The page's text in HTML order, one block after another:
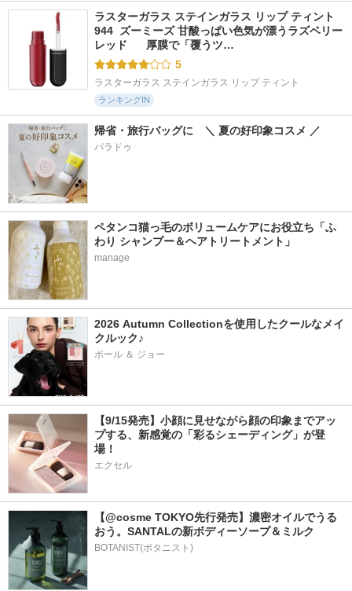
ラスターガラス ステインガラス リップ ティント
944  ズーミーズ 甘酸っぱい色気が漂うラズベリー
レッド      厚膜で「覆うツ…
5
ラスターガラス ステインガラス リップ ティント
ランキングIN
帰省・旅行バッグに　＼ 夏の好印象コスメ ／
パラドゥ
ペタンコ猫っ毛のボリュームケアにお役立ち「ふ
わり シャンプー＆ヘアトリートメント」
manage
2026 Autumn Collectionを使用したクールなメイ
クルック♪
ポール ＆ ジョー
【9/15発売】小顔に見せながら顔の印象までアッ
プする、新感覚の「彩るシェーディング」が登
場！
エクセル
【@cosme TOKYO先行発売】濃密オイルでうる
おう。SANTALの新ボディーソープ＆ミルク
BOTANIST(ボタニスト)